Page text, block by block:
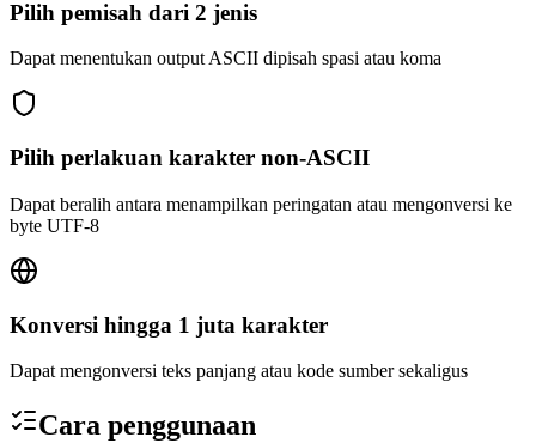
Pilih pemisah dari 2 jenis
Dapat menentukan output ASCII dipisah spasi atau koma
Pilih perlakuan karakter non-ASCII
Dapat beralih antara menampilkan peringatan atau mengonversi ke
byte UTF-8
Konversi hingga 1 juta karakter
Dapat mengonversi teks panjang atau kode sumber sekaligus
Cara penggunaan